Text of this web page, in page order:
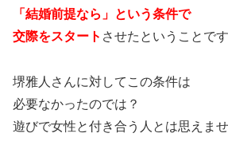
「結婚前提なら」という条件で
交際をスタート させたということです
堺雅人さんに対してこの条件は
必要なかったのでは？
遊びで女性と付き合う人とは思えませ